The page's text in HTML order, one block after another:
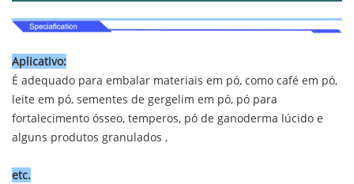
Aplicativo:
É adequado para embalar materiais em pó, como café em pó,
leite em pó, sementes de gergelim em pó, pó para
fortalecimento ósseo, temperos, pó de ganoderma lúcido e
alguns produtos granulados ,
etc.